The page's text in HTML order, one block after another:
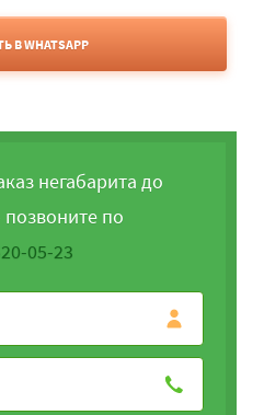
В WHATSAPP
негабарита до
по
05-23